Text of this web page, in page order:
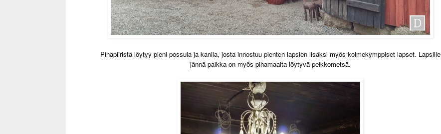
Pihapiiristä löytyy pieni possula ja kanila, josta innostuu pienten lapsien lisäksi myös kolmekymppiset lapset. Lapsille
jännä paikka on myös pihamaalta löytyvä peikkometsä.